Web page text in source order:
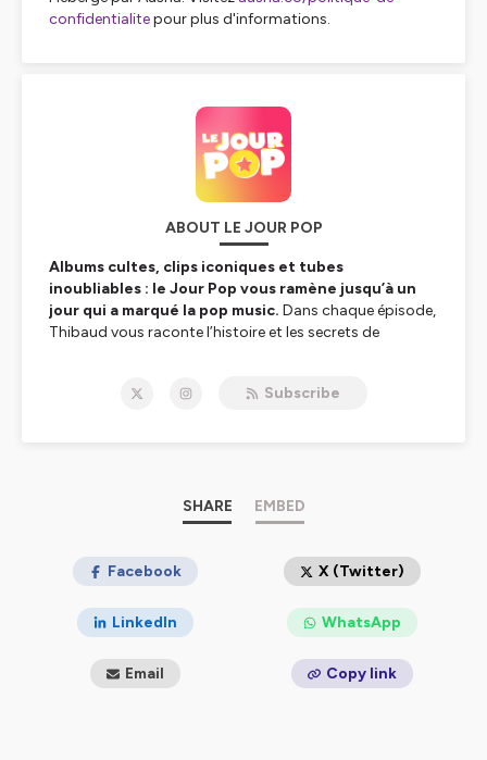
confidentialitepour plus d'informations.
ABOUT LE JOUR POP
Albums cultes, clips iconiques et tubes
inoubliables : le Jour Pop vous ramène jusqu’à un
jour qui a marqué la pop music. Dans chaque épisode,
Thibaud vous raconte l’histoire et les secrets de
Subscribe
SHARE EMBED
Facebook X (Twitter)
LinkedIn WhatsApp
Email Copy link